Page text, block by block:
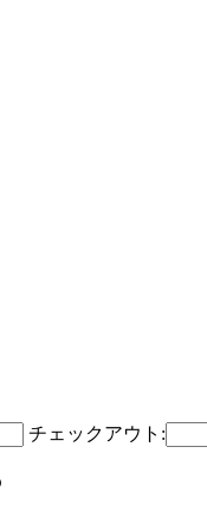
チェックアウト: